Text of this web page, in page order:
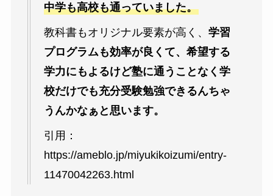
中学も高校も通っていました。
教科書もオリジナル要素が高く、 学習
プログラムも効率が良くて、希望する
学力にもよるけど塾に通うことなく学
校だけでも充分受験勉強できるんちゃ
うんかなぁと思います。
引用：
https://ameblo.jp/miyukikoizumi/entry-
11470042263.html